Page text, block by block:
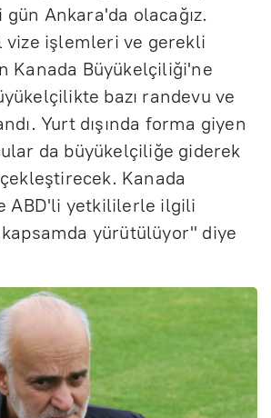
Ankara'da olacağız.
vize işlemleri ve gerekli
Kanada Büyükelçiliği'ne
bazı randevu ve
Yurt dışında forma giyen
da büyükelçiliğe giderek
Kanada
ABD'li yetkililerle ilgili
yürütülüyor" diye